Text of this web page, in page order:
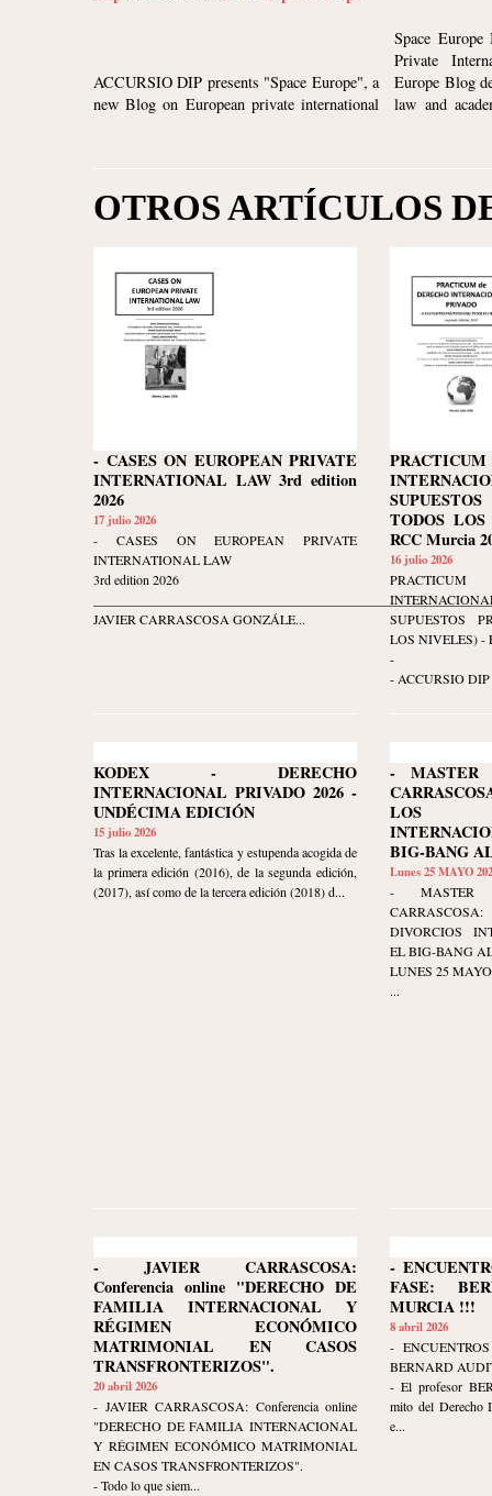
ACCURSIO DIP presents "Space Europe", a
new Blog on European private international
Space
Private
Europe Blog
law and
OTROS ARTÍCULOS
- CASES ON EUROPEAN PRIVATE
INTERNATIONAL LAW 3rd edition
2026
17 julio 2026
- CASES ON EUROPEAN PRIVATE
INTERNATIONAL LAW
3rd edition 2026
JAVIER CARRASCOSA GONZÁLE...
TODOS
RCC Murcia
16 julio 2026
SUPUESTOS
LOS NIVELES) -
-
- ACCURSIO DIP
KODEX - DERECHO
INTERNACIONAL PRIVADO 2026 -
UNDÉCIMA EDICIÓN
15 julio 2026
Tras la excelente, fantástica y estupenda acogida de
la primera edición (2016), de la segunda edición,
(2017), así como de la tercera edición (2018) d...
- MASTER
LOS
BIG-BANG
Lunes 25 MAYO
- MASTER
DIVORCIOS
EL BIG-BANG
LUNES 25 MAYO
...
- JAVIER CARRASCOSA:
Conferencia online "DERECHO DE
FAMILIA INTERNACIONAL Y
RÉGIMEN ECONÓMICO
MATRIMONIAL EN CASOS
TRANSFRONTERIZOS".
20 abril 2026
- JAVIER CARRASCOSA: Conferencia online
"DERECHO DE FAMILIA INTERNACIONAL
Y RÉGIMEN ECONÓMICO MATRIMONIAL
EN CASOS TRANSFRONTERIZOS".
- Todo lo que siem...
-
FASE:
MURCIA !!!
8 abril 2026
-
BERNARD
- El profesor
mito del Derecho
e...